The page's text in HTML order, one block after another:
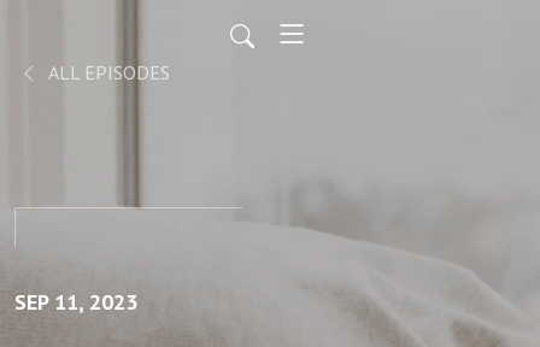
ALL EPISODES
SEP 11, 2023